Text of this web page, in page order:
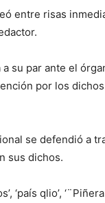
entre risas
su par ante el
por los
se defendió a
sus dichos.
‘país qlio’,